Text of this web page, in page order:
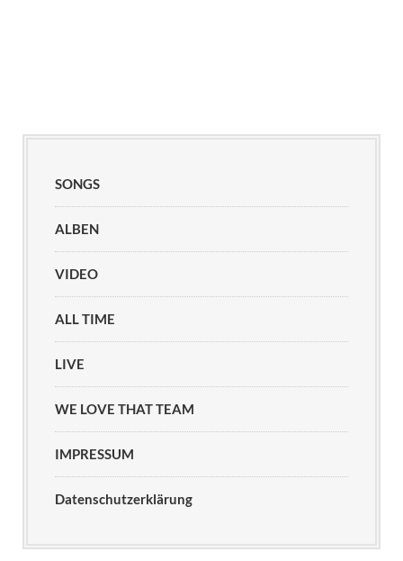
SONGS
ALBEN
VIDEO
ALL TIME
LIVE
WE LOVE THAT TEAM
IMPRESSUM
Datenschutzerklärung